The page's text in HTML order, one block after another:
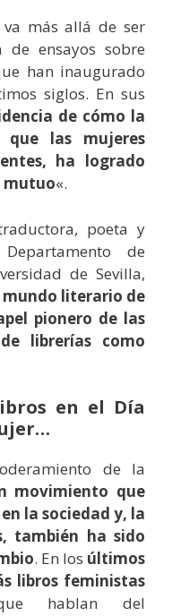
más allá de ser
de ensayos sobre
han inaugurado
siglos. En sus
de cómo la
las mujeres
ha logrado
mutuo«.
poeta y
de
de Sevilla,
mundo literario de
pionero de las
librerías como
en el Día
de la
movimiento que
la sociedad y, la
también ha sido
. En los últimos
libros feministas
hablan del